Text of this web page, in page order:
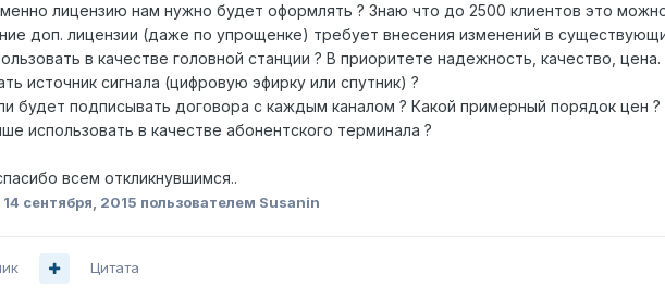
лицензию нам нужно будет оформлять ? Знаю что до 2500 клиентов это
доп. лицензии (даже по упрощенке) требует внесения изменений в
в качестве головной станции ? В приоритете надежность, качество, цена.
источник сигнала (цифровую эфирку или спутник) ?
будет подписывать договора с каждым каналом ? Какой примерный порядок цен
использовать в качестве абонентского терминала ?
всем откликнувшимся..
14 сентября, 2015 пользователем Susanin
Цитата